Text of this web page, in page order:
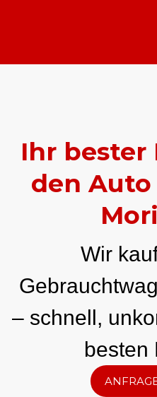
Ihr bester
den
Wir
– schnell,
besten